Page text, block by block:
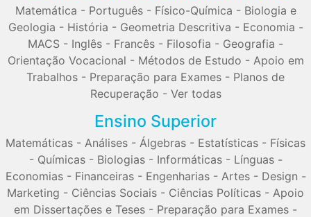
Matemática - Português- Físico-Química - Biologia e
Geologia - História - Geometria Descritiva - Economia -
MACS - Inglês - Francês - Filosofia - Geografia -
Orientação Vocacional - Métodos de Estudo - Apoio em
Trabalhos - Preparação para Exames - Planos de
Recuperação - Ver todas
Ensino Superior
Matemáticas - Análises - Álgebras - Estatísticas - Físicas
- Químicas- Biologias- Informáticas- Línguas-
Economias- Financeiras- Engenharias- Artes- Design -
Marketing - Ciências Sociais - Ciências Políticas - Apoio
em Dissertações e Teses - Preparação para Exames -